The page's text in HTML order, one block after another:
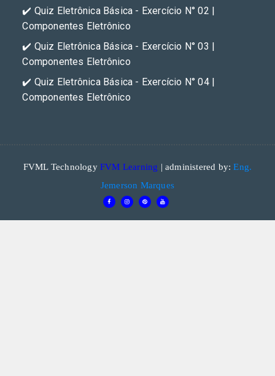
✔️ Quiz Eletrônica Básica - Exercício N° 02 |
Componentes Eletrônico
✔️ Quiz Eletrônica Básica - Exercício N° 03 |
Componentes Eletrônico
✔️ Quiz Eletrônica Básica - Exercício N° 04 |
Componentes Eletrônico
FVML Technology FVM Learning | administered by:Eng.
Jemerson Marques